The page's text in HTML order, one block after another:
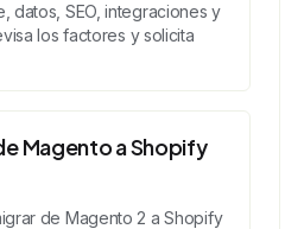
datos, SEO, integraciones y
los factores y solicita
Magento a Shopify
de Magento 2 a Shopify